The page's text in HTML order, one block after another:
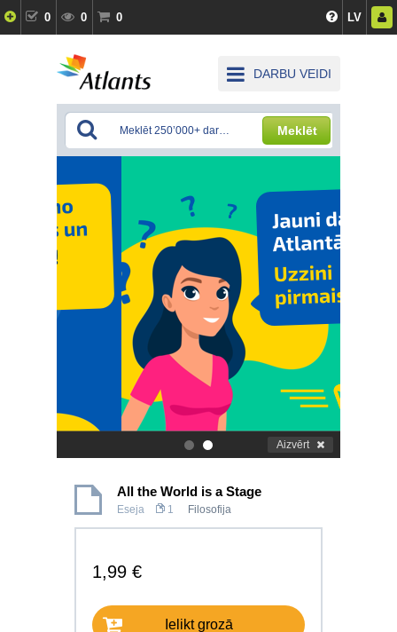
0 0 0 LV
DARBU VEIDI
Meklēt
. Aizvērt
All the World is a Stage
Eseja 1 Filosofija
1,99 €
Ielikt grozā